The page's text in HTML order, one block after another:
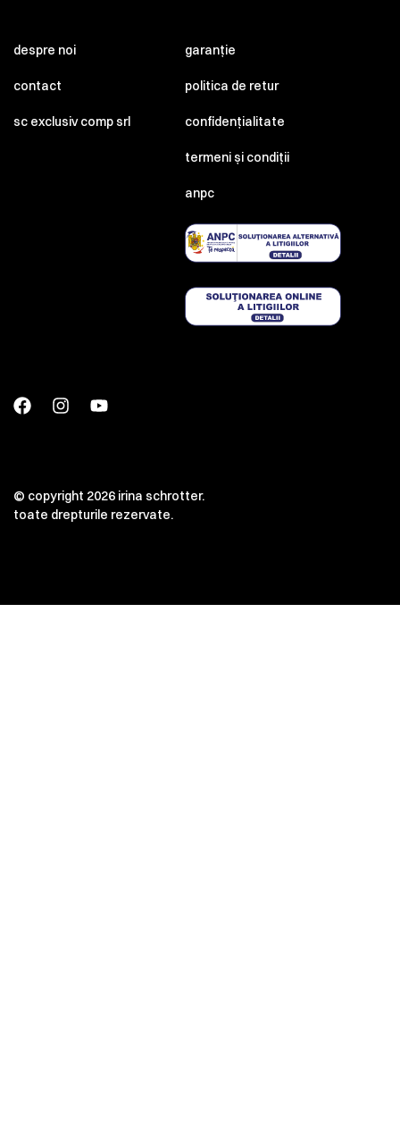
despre noi
contact
sc exclusiv comp srl
garanție
politica de retur
confidențialitate
termeni și condiții
anpc
© copyright 2026 irina schrotter.
toate drepturile rezervate.